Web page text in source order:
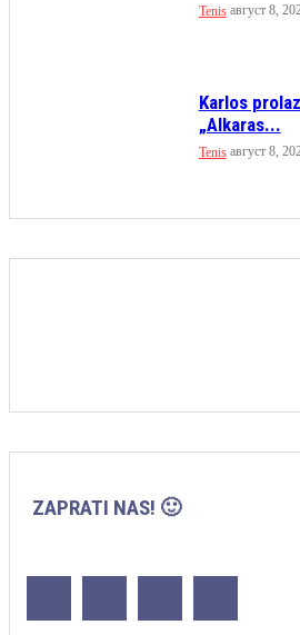
Tenis август 8,
Karlos
„Alkaras...
Tenis август 8,
ZAPRATI NAS! 🙂